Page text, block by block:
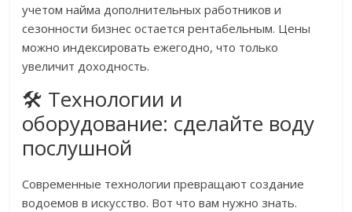
учетом найма дополнительных работников и
сезонности бизнес остается рентабельным. Цены
можно индексировать ежегодно, что только
увеличит доходность.
🛠️ Технологии и
оборудование: сделайте воду
послушной
Современные технологии превращают создание
водоемов в искусство. Вот что вам нужно знать.